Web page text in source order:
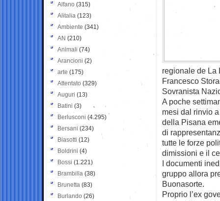
regionale de La
Francesco
Sovranista
A poche
mesi dal rinvio
della Pisana
di
tutte le forze
dimissioni e il
I documenti
gruppo allora
Buonasorte.
Proprio l’ex
Alfano (315)
Alitalia (123)
Ambiente (341)
AN (210)
Animali (74)
Arancioni (2)
arte (175)
Attentato (329)
Auguri (13)
Batini (3)
Berlusconi (4.295)
Bersani (234)
Biasotti (12)
Boldrini (4)
Bossi (1.221)
Brambilla (38)
Brunetta (83)
Burlando (26)